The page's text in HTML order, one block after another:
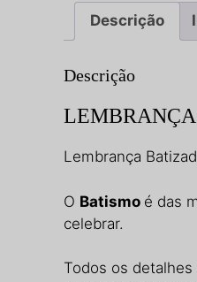
Descrição
Descrição
Lembrança
O Batismo é das
celebrar.
Todos os